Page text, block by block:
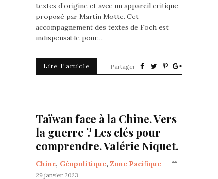
textes d’origine et avec un appareil critique
proposé par Martin Motte. Cet
accompagnement des textes de Foch est
indispensable pour…
Lire l'article Partager
Taïwan face à la Chine. Vers
la guerre ? Les clés pour
comprendre. Valérie Niquet.
Chine, Géopolitique, Zone Pacifique
29 janvier 2023